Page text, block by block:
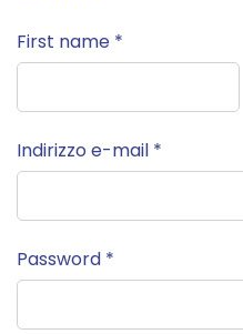
First name *
Indirizzo e-mail *
Password *